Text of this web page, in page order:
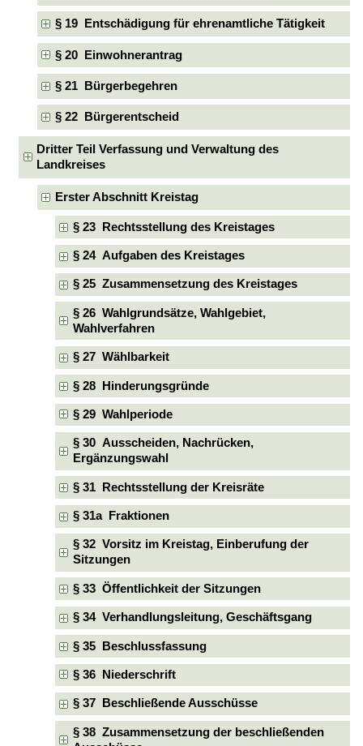
§ 19 Entschädigung für ehrenamtliche Tätigkeit
§ 20 Einwohnerantrag
§ 21 Bürgerbegehren
§ 22 Bürgerentscheid
Dritter Teil Verfassung und Verwaltung des
Landkreises
Erster Abschnitt Kreistag
§ 23 Rechtsstellung des Kreistages
§ 24 Aufgaben des Kreistages
§ 25 Zusammensetzung des Kreistages
§ 26 Wahlgrundsätze, Wahlgebiet,
Wahlverfahren
§ 27 Wählbarkeit
§ 28 Hinderungsgründe
§ 29 Wahlperiode
§ 30 Ausscheiden, Nachrücken,
Ergänzungswahl
§ 31 Rechtsstellung der Kreisräte
§ 31a Fraktionen
§ 32 Vorsitz im Kreistag, Einberufung der
Sitzungen
§ 33 Öffentlichkeit der Sitzungen
§ 34 Verhandlungsleitung, Geschäftsgang
§ 35 Beschlussfassung
§ 36 Niederschrift
§ 37 Beschließende Ausschüsse
§ 38 Zusammensetzung der beschließenden